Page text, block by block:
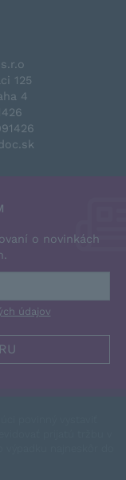
125
4
o novinkách
údajov